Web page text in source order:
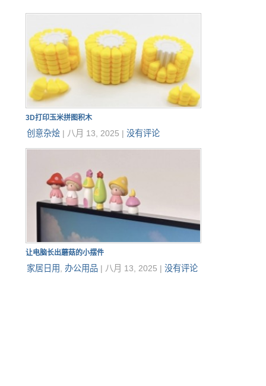
3D打印玉米拼图积木
创意杂烩| 八月 13, 2025 | 没有评论
让电脑长出蘑菇的小摆件
家居日用 办公用品| 八月 13, 2025 | 没有评论